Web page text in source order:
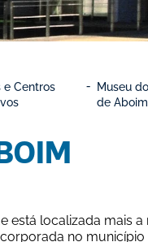
e Centros
Museu
de Aboim
está localizada mais a
no